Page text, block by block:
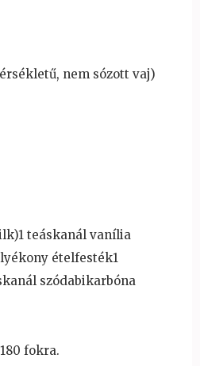
nem sózott vaj)
1 teáskanál vanília
ételfesték1
szódabikarbóna
fokra.